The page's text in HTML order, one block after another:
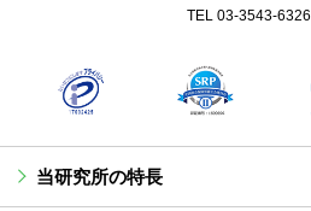
TEL 03-3543-6326
当研究所の特長